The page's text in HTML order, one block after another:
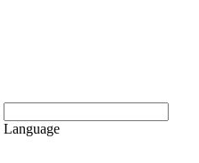
Language